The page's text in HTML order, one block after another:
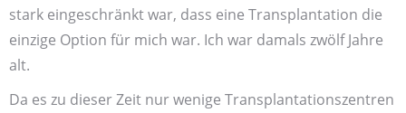
stark ein­geschränkt war, dass eine Transplantation die
einzige Option für mich war. Ich war damals zwölf Jahre
alt.
Da es zu dieser Zeit nur wenige Transplantations­zentren